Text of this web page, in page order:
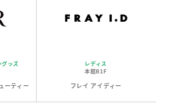
グッズ
ーティー
レディス
本館B1F
フレイ アイディー